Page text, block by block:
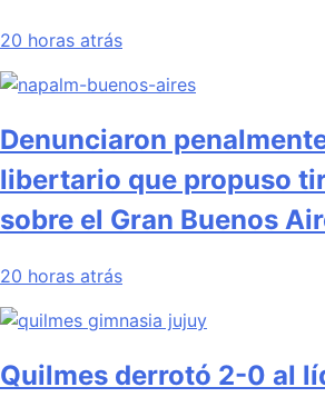
20 horas atrás
Denunciaron
libertario que propuso
sobre el Gran Buenos
20 horas atrás
Quilmes derrotó 2-0 al